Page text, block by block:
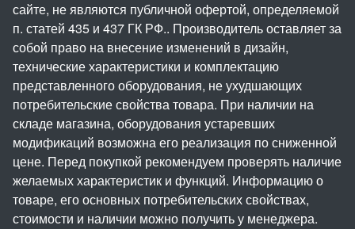
сайте, не являются публичной офертой, определяемой
п. статей 435 и 437 ГК РФ.. Производитель оставляет за
собой право на внесение изменений в дизайн,
технические характеристики и комплектацию
представленного оборудования, не ухудшающих
потребительские свойства товара. При наличии на
складе магазина, оборудования устаревших
модификаций возможна его реализация по сниженной
цене. Перед покупкой рекомендуем проверять наличие
желаемых характеристик и функций. Информацию о
товаре, его основных потребительских свойствах,
стоимости и наличии можно получить у менеджера.